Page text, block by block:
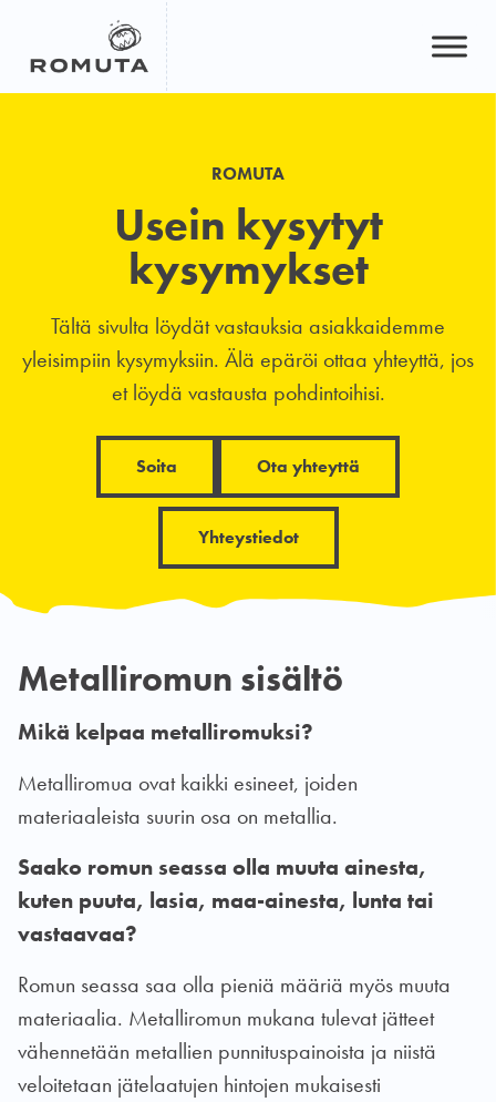
ROMUTA
Usein kysytyt
kysymykset
Tältä sivulta löydät vastauksia asiakkaidemme
yleisimpiin kysymyksiin. Älä epäröi ottaa yhteyttä, jos
et löydä vastausta pohdintoihisi.
Soita Ota yhteyttä
Yhteystiedot
Metalliromun sisältö
Mikä kelpaa metalliromuksi?
Metalliromua ovat kaikki esineet, joiden
materiaaleista suurin osa on metallia.
Saako romun seassa olla muuta ainesta,
kuten puuta, lasia, maa-ainesta, lunta tai
vastaavaa?
Romun seassa saa olla pieniä määriä myös muuta
materiaalia. Metalliromun mukana tulevat jätteet
vähennetään metallien punnituspainoista ja niistä
veloitetaan jätelaatujen hintojen mukaisesti